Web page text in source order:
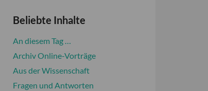
Beliebte Inhalte
An diesem Tag …
Archiv Online-Vorträge
Aus der Wissenschaft
Fragen und Antworten